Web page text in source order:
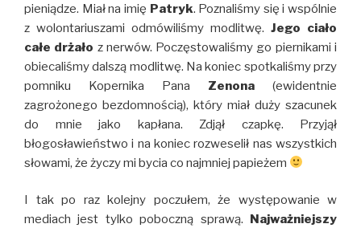
pieniądze. Miał na imię Patryk. Poznaliśmy się i wspólnie
z wolontariuszami odmówiliśmy modlitwę. Jego ciało
całe drżało z nerwów. Poczęstowaliśmy go piernikami i
obiecaliśmy dalszą modlitwę. Na koniec spotkaliśmy przy
pomniku Kopernika Pana Zenona (ewidentnie
zagrożonego bezdomnością), który miał duży szacunek
do mnie jako kapłana. Zdjął czapkę. Przyjął
błogosławieństwo i na koniec rozweselił nas wszystkich
słowami, że życzy mi bycia co najmniej papieżem
I tak po raz kolejny poczułem, że występowanie w
mediach jest tylko poboczną sprawą. Najważniejszy